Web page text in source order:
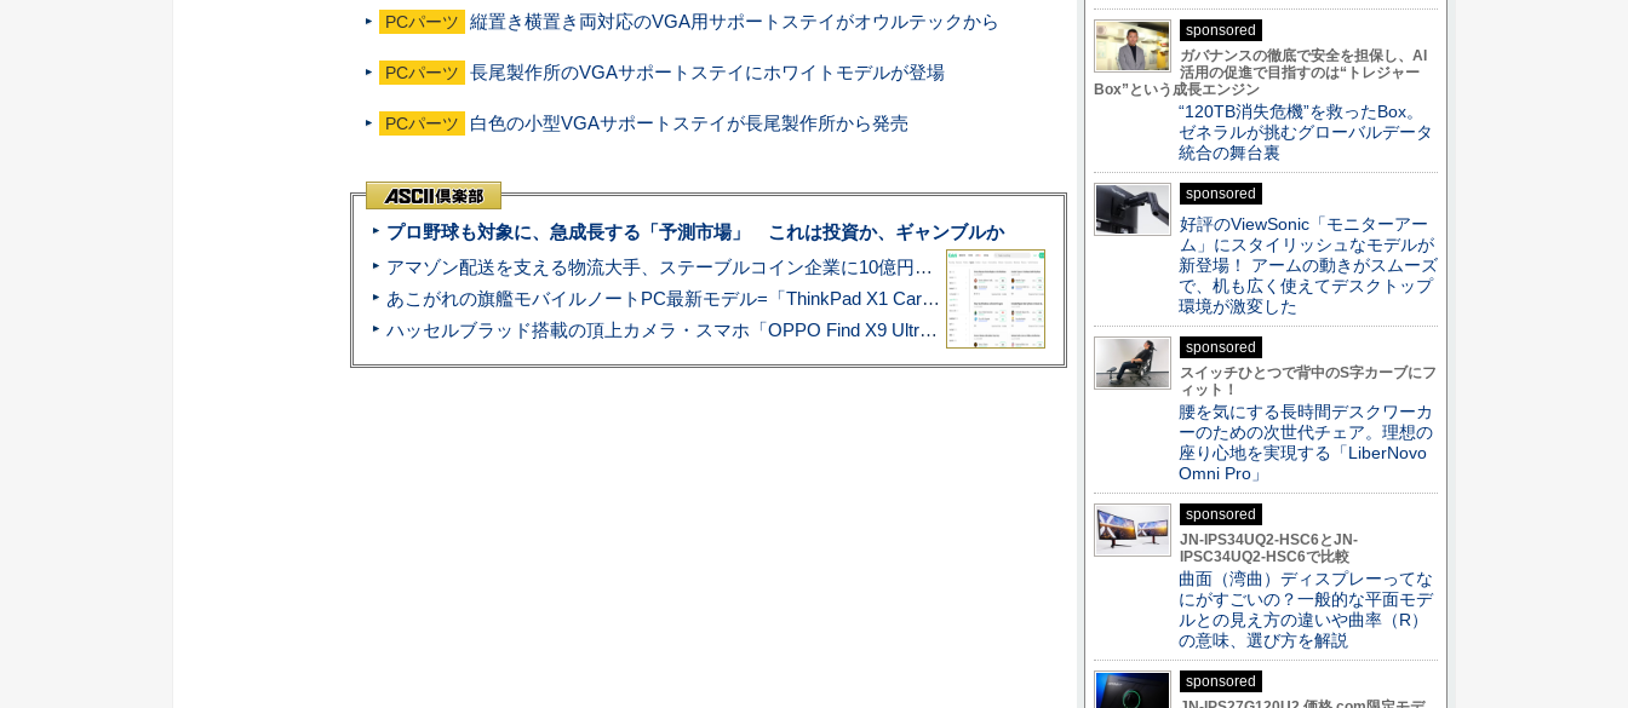
PCパーツ 縦置き横置き両対応のVGA用サポートステイがオウルテックから
PCパーツ 長尾製作所のVGAサポートステイにホワイトモデルが登場
PCパーツ 白色の小型VGAサポートステイが長尾製作所から発売
プロ野球も対象に、急成長する「予測市場」 これは投資か、ギャンブルか
アマゾン配送を支える物流大手、ステーブルコイン企業に10億円投資のワケ
あこがれの旗艦モバイルノートPC最新モデル=「ThinkPad X1 Carbon Gen 14 Aura Edition」実機レビュー
ハッセルブラッド搭載の頂上カメラ・スマホ「OPPO Find X9 Ultra」実写レビュー=プロが本気で徹底撮影しました!!
sponsored
ガバナンスの徹底で安全を担保し、AI
活用の促進で目指すのは“トレジャー
Box”という成長エンジン
“120TB消失危機”を救ったBox。
ゼネラルが挑むグローバルデータ
統合の舞台裏
sponsored
好評のViewSonic「モニターアー
ム」にスタイリッシュなモデルが
新登場！ アームの動きがスムーズ
で、机も広く使えてデスクトップ
環境が激変した
sponsored
スイッチひとつで背中のS字カーブにフ
ィット！
腰を気にする長時間デスクワーカ
ーのための次世代チェア。理想の
座り心地を実現する「LiberNovo
Omni Pro」
sponsored
JN-IPS34UQ2-HSC6とJN-
IPSC34UQ2-HSC6で比較
曲面（湾曲）ディスプレーってな
にがすごいの？一般的な平面モデ
ルとの見え方の違いや曲率（R）
の意味、選び方を解説
sponsored